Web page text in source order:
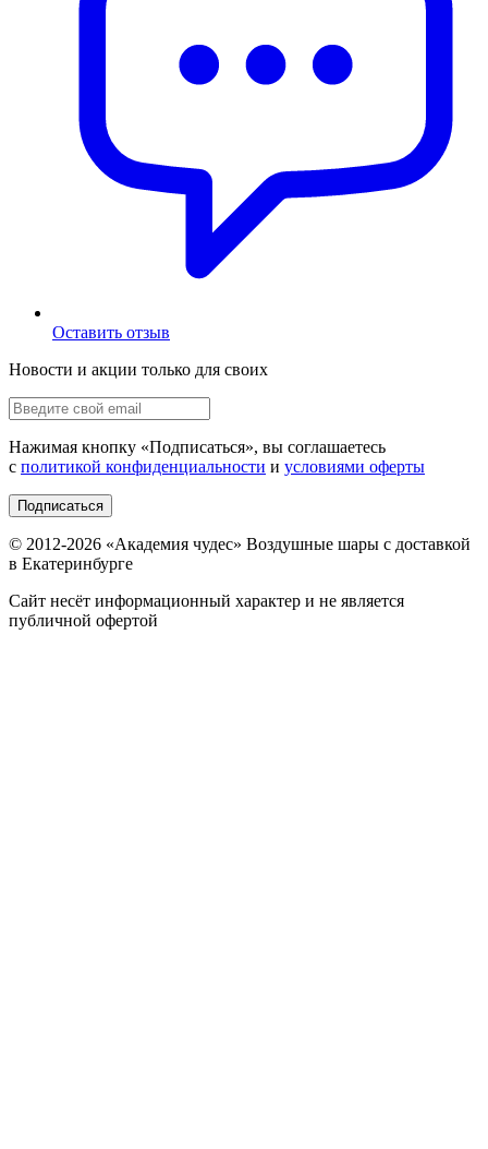
Оставить отзыв
Новости и акции только для своих
Нажимая кнопку «Подписаться», вы соглашаетесь
с политикой конфиденциальности и условиями оферты
Подписаться
© 2012-2026 «Академия чудес» Воздушные шары с доставкой
в Екатеринбурге
Сайт несёт информационный характер и не является
публичной офертой